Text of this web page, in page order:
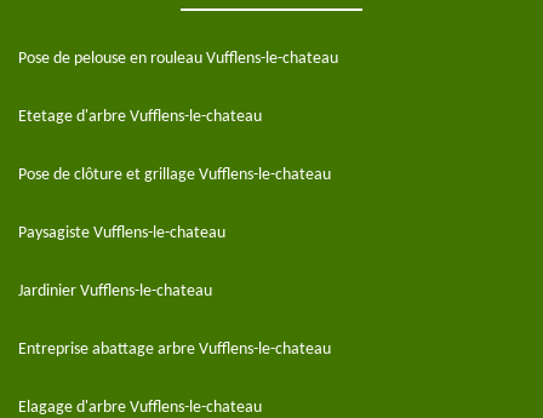
Pose de pelouse en rouleau Vufflens-le-chateau
Etetage d'arbre Vufflens-le-chateau
Pose de clôture et grillage Vufflens-le-chateau
Paysagiste Vufflens-le-chateau
Jardinier Vufflens-le-chateau
Entreprise abattage arbre Vufflens-le-chateau
Elagage d'arbre Vufflens-le-chateau